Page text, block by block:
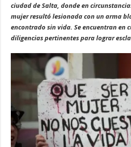
ciudad de Salta, donde en
mujer resultó lesionada con un arma
encontrado sin vida. Se encuentran en
diligencias pertinentes para lograr